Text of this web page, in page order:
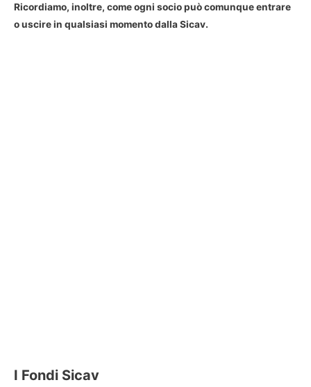
Ricordiamo, inoltre, come ogni socio può comunque entrare
o uscire in qualsiasi momento dalla Sicav.
I Fondi Sicav